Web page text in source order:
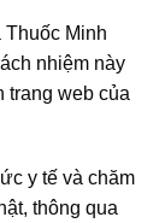
Minh
nhiệm này
trang web của
y tế và chăm
thông qua